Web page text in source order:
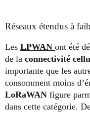
Réseaux étendus à
Les LPWAN ont été
de la connectivité
importante que les
consomment moins
LoRaWAN figure
dans cette catégorie.